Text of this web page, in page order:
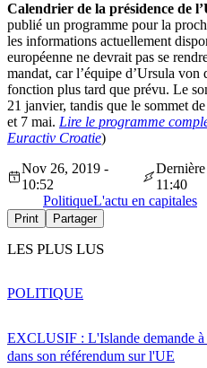
Calendrier de la présidence de
publié un programme pour la
les informations actuellement
européenne ne devrait pas se
mandat, car l’équipe d’Ursula
fonction plus tard que prévu. Le
21 janvier, tandis que le sommet
et 7 mai. Lire le programme
Euractiv Croatie)
Nov 26, 2019 -
10:52
11:40
PolitiqueL'actu en capitales
Print Partager
LES PLUS LUS
EXCLUSIF : L'Islande demande à
dans son référendum sur l'UE
POLITIQUE